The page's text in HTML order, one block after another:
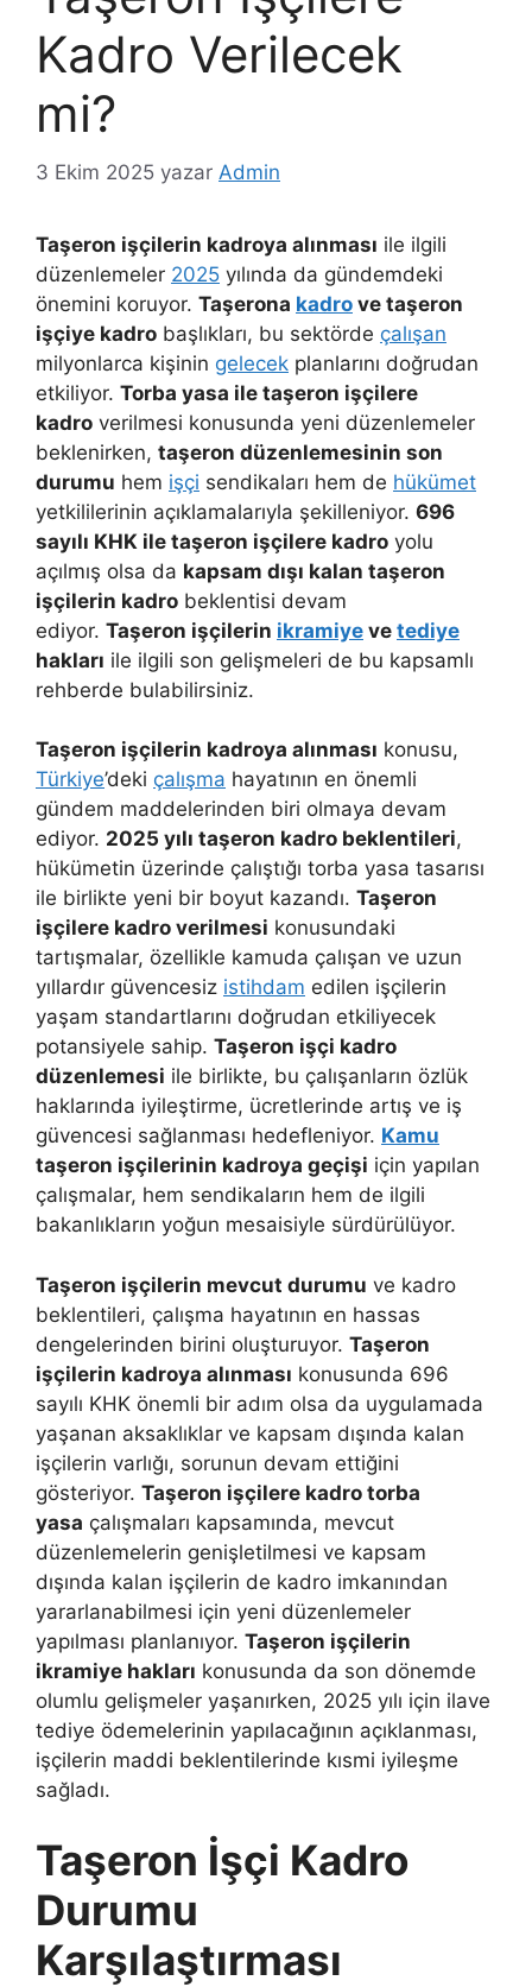
Kadro Verilecek
mi?
3 Ekim 2025 yazar Admin
Taşeron işçilerin kadroya alınması ile ilgili
düzenlemeler 2025 yılında da gündemdeki
önemini koruyor. Taşerona kadro ve taşeron
işçiye kadro başlıkları, bu sektörde çalışan
milyonlarca kişinin gelecek planlarını doğrudan
etkiliyor. Torba yasa ile taşeron işçilere
kadro verilmesi konusunda yeni düzenlemeler
beklenirken, taşeron düzenlemesinin son
durumu hem işçi sendikaları hem de hükümet
yetkililerinin açıklamalarıyla şekilleniyor. 696
sayılı KHK ile taşeron işçilere kadro yolu
açılmış olsa da kapsam dışı kalan taşeron
işçilerin kadro beklentisi devam
ediyor. Taşeron işçilerin ikramiye ve tediye
hakları ile ilgili son gelişmeleri de bu kapsamlı
rehberde bulabilirsiniz.
Taşeron işçilerin kadroya alınması konusu,
Türkiye’deki çalışma hayatının en önemli
gündem maddelerinden biri olmaya devam
ediyor. 2025 yılı taşeron kadro beklentileri,
hükümetin üzerinde çalıştığı torba yasa tasarısı
ile birlikte yeni bir boyut kazandı. Taşeron
işçilere kadro verilmesi konusundaki
tartışmalar, özellikle kamuda çalışan ve uzun
yıllardır güvencesiz istihdam edilen işçilerin
yaşam standartlarını doğrudan etkiliyecek
potansiyele sahip. Taşeron işçi kadro
düzenlemesi ile birlikte, bu çalışanların özlük
haklarında iyileştirme, ücretlerinde artış ve iş
güvencesi sağlanması hedefleniyor. Kamu
taşeron işçilerinin kadroya geçişi için yapılan
çalışmalar, hem sendikaların hem de ilgili
bakanlıkların yoğun mesaisiyle sürdürülüyor.
Taşeron işçilerin mevcut durumu ve kadro
beklentileri, çalışma hayatının en hassas
dengelerinden birini oluşturuyor. Taşeron
işçilerin kadroya alınması konusunda 696
sayılı KHK önemli bir adım olsa da uygulamada
yaşanan aksaklıklar ve kapsam dışında kalan
işçilerin varlığı, sorunun devam ettiğini
gösteriyor. Taşeron işçilere kadro torba
yasa çalışmaları kapsamında, mevcut
düzenlemelerin genişletilmesi ve kapsam
dışında kalan işçilerin de kadro imkanından
yararlanabilmesi için yeni düzenlemeler
yapılması planlanıyor. Taşeron işçilerin
ikramiye hakları konusunda da son dönemde
olumlu gelişmeler yaşanırken, 2025 yılı için ilave
tediye ödemelerinin yapılacağının açıklanması,
işçilerin maddi beklentilerinde kısmi iyileşme
sağladı.
Taşeron İşçi Kadro
Durumu
Karşılaştırması